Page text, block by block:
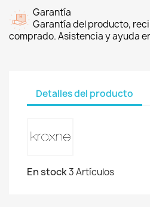
Garantía
Garantía del producto,
comprado. Asistencia y ayuda
Detalles del producto
En stock3 Artículos